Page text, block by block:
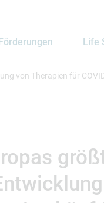
Life
von Therapien für